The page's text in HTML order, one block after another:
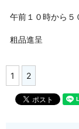
午前１０時から５
粗品進呈
1 2